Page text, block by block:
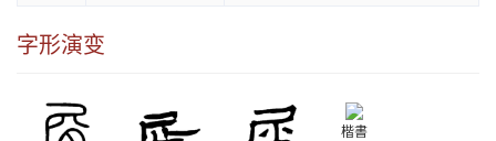
字形演变
楷書